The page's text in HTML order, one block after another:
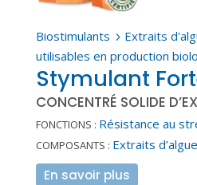
Biostimulants 5 Extraits
utilisables en production
Stymulant
CONCENTRÉ SOLIDE
FONCTIONS : Résistance au
COMPOSANTS : Extraits
En savoir plus